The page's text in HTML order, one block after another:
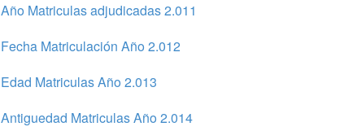
Año Matriculas adjudicadas 2.011
Fecha Matriculación Año 2.012
Edad Matriculas Año 2.013
Antiguedad Matriculas Año 2.014